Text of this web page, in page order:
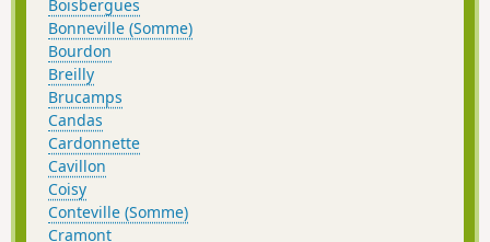
Boisbergues
Bonneville (Somme)
Bourdon
Breilly
Brucamps
Candas
Cardonnette
Cavillon
Coisy
Conteville (Somme)
Cramont